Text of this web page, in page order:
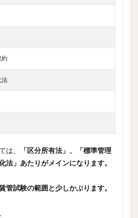
約
法
は、
「区分所有法」、「標準管理
法」あたりがメインになります。
管試験の範囲と少しかぶります。